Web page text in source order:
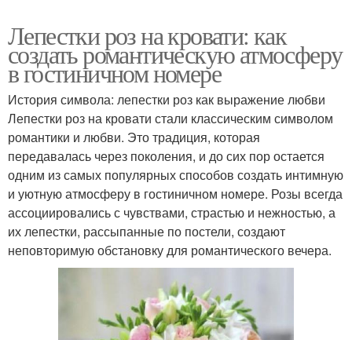
Лепестки роз на кровати: как
создать романтическую атмосферу
в гостиничном номере
История символа: лепестки роз как выражение любви
Лепестки роз на кровати стали классическим символом
романтики и любви. Это традиция, которая
передавалась через поколения, и до сих пор остается
одним из самых популярных способов создать интимную
и уютную атмосферу в гостиничном номере. Розы всегда
ассоциировались с чувствами, страстью и нежностью, а
их лепестки, рассыпанные по постели, создают
неповторимую обстановку для романтического вечера.